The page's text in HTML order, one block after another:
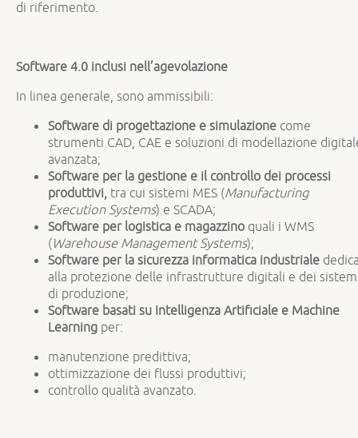
di riferimento.
Software 4.0 inclusi nell’agevolazione
In linea generale, sono ammissibili:
Software di progettazione e simulazione come
strumenti CAD, CAE e soluzioni di modellazione
avanzata;
Software per la gestione e il controllo dei processi
produttivi, tra cui sistemi MES (Manufacturing
Execution Systems) e SCADA;
Software per logistica e magazzino quali i WMS
(Warehouse Management Systems);
Software per la sicurezza informatica industriale
alla protezione delle infrastrutture digitali e dei
di produzione;
Software basati su Intelligenza Artificiale e Machine
Learning per:
manutenzione predittiva;
ottimizzazione dei flussi produttivi;
controllo qualità avanzato.